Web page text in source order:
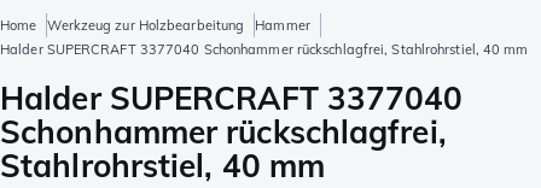
Home Werkzeug zur Holzbearbeitung
Hammer
Halder SUPERCRAFT 3377040 Schonhammer rückschlagfrei, Stahlrohrstiel, 40 mm
Halder SUPERCRAFT 3377040
Schonhammer rückschlagfrei,
Stahlrohrstiel, 40 mm